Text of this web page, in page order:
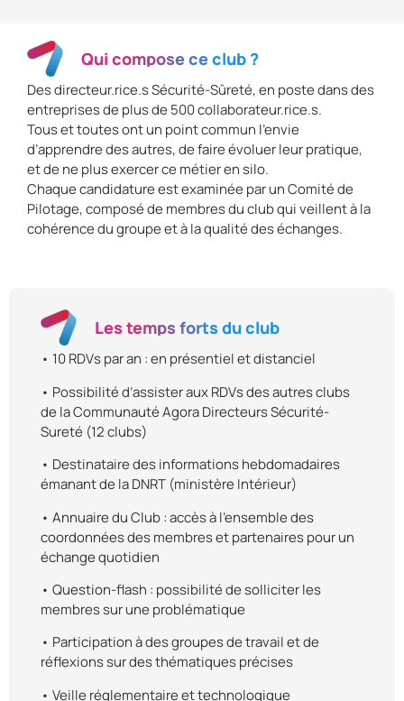
Qui compose ce club ?
Des directeur.rice.s Sécurité-Sûreté, en poste dans des
entreprises de plus de 500 collaborateur.rice.s.
Tous et toutes ont un point commun l’envie
d’apprendre des autres, de faire évoluer leur pratique,
et de ne plus exercer ce métier en silo.
Chaque candidature est examinée par un Comité de
Pilotage, composé de membres du club qui veillent à la
cohérence du groupe et à la qualité des échanges.
Les temps forts du club
• 10 RDVs par an : en présentiel et distanciel
• Possibilité d’assister aux RDVs des autres clubs
de la Communauté Agora Directeurs Sécurité-
Sureté (12 clubs)
• Destinataire des informations hebdomadaires
émanant de la DNRT (ministère Intérieur)
• Annuaire du Club : accès à l’ensemble des
coordonnées des membres et partenaires pour un
échange quotidien
• Question-flash : possibilité de solliciter les
membres sur une problématique
• Participation à des groupes de travail et de
réflexions sur des thématiques précises
• Veille réglementaire et technologique